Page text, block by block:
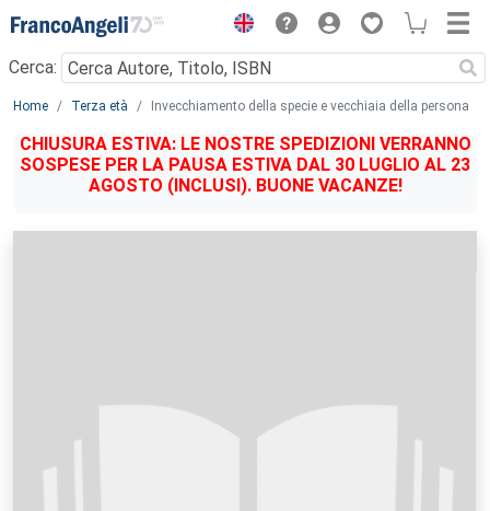
Menu
Cerca:
Main content
Home Terza età Invecchiamento della specie e vecchiaia della persona
CHIUSURA ESTIVA: LE NOSTRE SPEDIZIONI VERRANNO
SOSPESE PER LA PAUSA ESTIVA DAL 30 LUGLIO AL 23
AGOSTO (INCLUSI). BUONE VACANZE!